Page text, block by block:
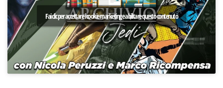
Fai clic per accettare i cookie marketing e abilitare questo contenuto